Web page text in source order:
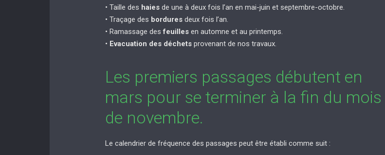
• Taille des haiesde une à deux fois l’an en mai-juin et septembre-octobre.
• Traçage des borduresdeux fois l’an.
• Ramassage desfeuillesen automne et au printemps.
• Evacuation des déchetsprovenant de nos travaux.
Les premiers passages débutent en
mars pour se terminer à la fin du mois
de novembre.
Le calendrier de fréquence des passages peut être établi comme suit :